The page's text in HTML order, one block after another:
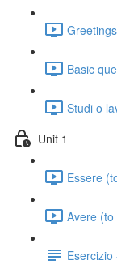
Basic
Studi o
Unit 1
Essere
Avere